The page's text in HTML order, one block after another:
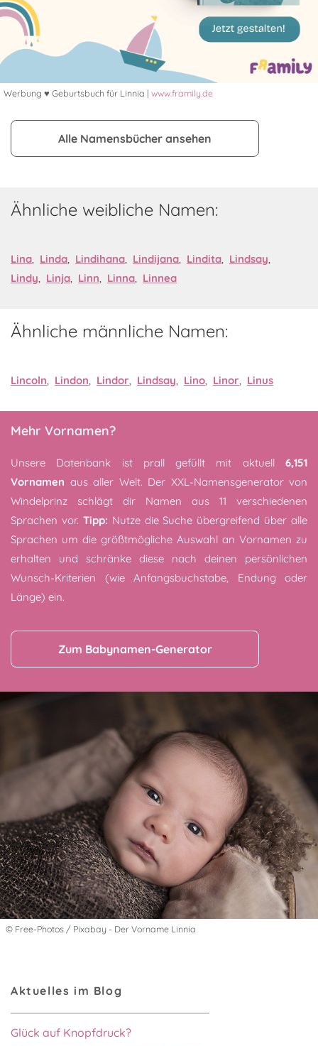
Werbung ♥ Geburtsbuch für Linnia | www.framily.de
Alle Namensbücher ansehen
Ähnliche weibliche Namen:
Lina, Linda, Lindihana, Lindijana, Lindita, Lindsay,
Lindy, Linja, Linn, Linna, Linnea
Ähnliche männliche Namen:
Lincoln, Lindon, Lindor, Lindsay, Lino, Linor, Linus
Mehr Vornamen?
Unsere Datenbank ist prall gefüllt mit aktuell 6,151
Vornamen aus aller Welt. Der XXL-Namensgenerator von
Windelprinz schlägt dir Namen aus 11 verschiedenen
Sprachen vor. Tipp: Nutze die Suche übergreifend über alle
Sprachen um die größtmögliche Auswahl an Vornamen zu
erhalten und schränke diese nach deinen persönlichen
Wunsch-Kriterien (wie Anfangsbuchstabe, Endung oder
Länge) ein.
Zum Babynamen-Generator
© Free-Photos / Pixabay - Der Vorname Linnia
Aktuelles im Blog
Glück auf Knopfdruck?